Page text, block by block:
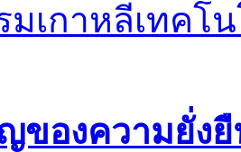
มเกาหลีเทคโ
ของความยั่ง